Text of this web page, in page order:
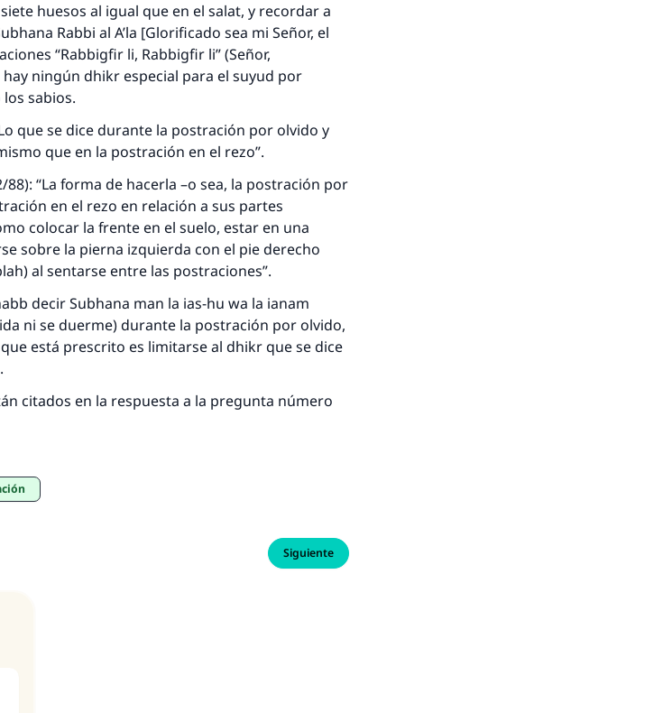
huesos al igual que en el salat, y recordar a
Rabbi al A’la [Glorificado sea mi Señor, el
“Rabbigfir li, Rabbigfir li”(Señor,
hay ningún dhikr especial para el suyud por
sabios.
que se dice durante la postración por olvido y
que en la postración en el rezo”.
88): “La forma de hacerla –o sea, la postración por
en el rezo en relación a sus partes
colocar la frente en el suelo, estar en una
sobre la pierna izquierda con el pie derecho
) al sentarse entre las postraciones”.
decirSubhana man la ias-hu wa la ianam
ni se duerme) durante la postración por olvido,
está prescrito es limitarse al dhikrque se dice
citados en la respuesta a la pregunta número
Siguiente
salvó un matrimonio.
su contribución ayuda a IslamQA.
a otros a hacer el bien obtendrá la
que aquellos que lo realicen."
(MUSLIM, 1893)
Contribuir